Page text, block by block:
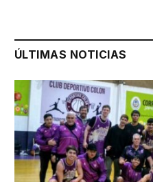
ÚLTIMAS NOTICIAS